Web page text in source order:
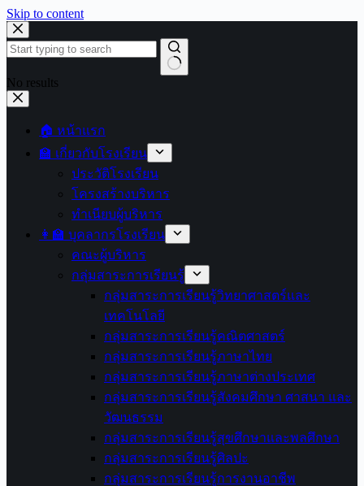
Skip to content
No results
🏠 หน้าแรก
🏫 เกี่ยวกับโรงเรียน
ประวัติโรงเรียน
โครงสร้างบริหาร
ทำเนียบผู้บริหาร
👩‍🏫 บุคลากรโรงเรียน
คณะผู้บริหาร
กลุ่มสาระการเรียนรู้
กลุ่มสาระการเรียนรู้วิทยาศาสตร์และ
เทคโนโลยี
กลุ่มสาระการเรียนรู้คณิตศาสตร์
กลุ่มสาระการเรียนรู้ภาษาไทย
กลุ่มสาระการเรียนรู้ภาษาต่างประเทศ
กลุ่มสาระการเรียนรู้สังคมศึกษา ศาสนา และ
วัฒนธรรม
กลุ่มสาระการเรียนรู้สุขศึกษาและพลศึกษา
กลุ่มสาระการเรียนรู้ศิลปะ
กลุ่มสาระการเรียนรู้การงานอาชีพ